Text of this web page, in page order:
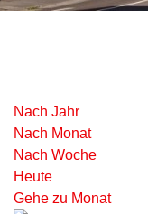
Nach Jahr
Nach Monat
Nach Woche
Heute
Gehe zu Monat